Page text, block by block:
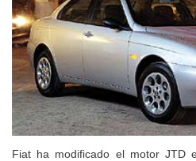
Fiat ha modificado el motor JTD